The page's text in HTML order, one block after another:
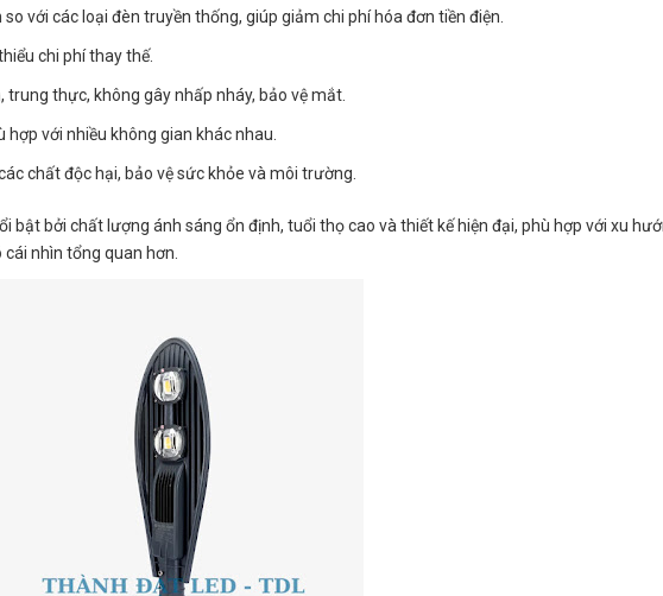
với các loại đèn truyền thống, giúp giảm chi phí hóa đơn tiền điện.
chi phí thay thế.
thực, không gây nhấp nháy, bảo vệ mắt.
với nhiều không gian khác nhau.
chất độc hại, bảo vệ sức khỏe và môi trường.
bật bởi chất lượng ánh sáng ổn định, tuổi thọ cao và thiết kế hiện đại, phù hợp với xu
cái nhìn tổng quan hơn.